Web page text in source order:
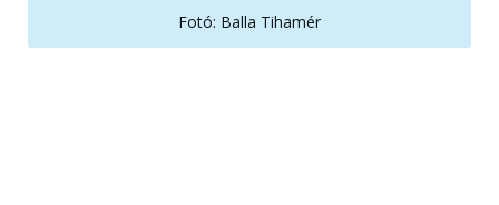
Fotó: Balla Tihamér